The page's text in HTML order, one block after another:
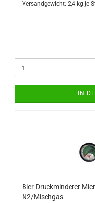
Versandgewicht: 2,4 kg je
IN
Bier-Druckminderer
N2/Mischgas